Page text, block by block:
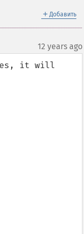
＋ Добавить
12 years ago
it will